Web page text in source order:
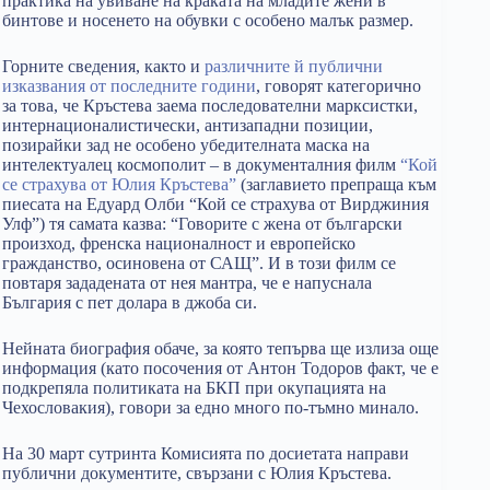
бинтове и носенето на обувки с особено малък размер.
Горните сведения, както и различните й публични
изказвания от последните години, говорят категорично
за това, че Кръстева заема последователни марксистки,
интернационалистически, антизападни позиции,
позирайки зад не особено убедителната маска на
интелектуалец космополит – в документалния филм “Кой
се страхува от Юлия Кръстева” (заглавието препраща към
пиесата на Едуард Олби “Кой се страхува от Вирджиния
Улф”) тя самата казва: “Говорите с жена от български
произход, френска националност и европейско
гражданство, осиновена от САЩ”. И в този филм се
повтаря зададената от нея мантра, че е напуснала
България с пет долара в джоба си.
Нейната биография обаче, за която тепърва ще излиза още
информация (като посочения от Антон Тодоров факт, че е
подкрепяла политиката на БКП при окупацията на
Чехословакия), говори за едно много по-тъмно минало.
На 30 март сутринта Комисията по досиетата направи
публични документите, свързани с Юлия Кръстева.